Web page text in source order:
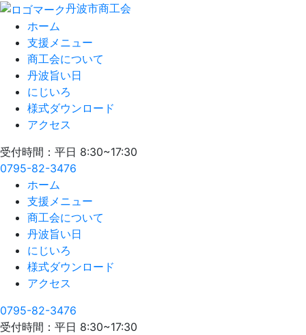
丹波市商工会
ホーム
支援メニュー
商工会について
丹波旨い日
にじいろ
様式ダウンロード
アクセス
受付時間：平日 8:30~17:30
0795-82-3476
ホーム
支援メニュー
商工会について
丹波旨い日
にじいろ
様式ダウンロード
アクセス
0795-82-3476
受付時間：平日 8:30~17:30